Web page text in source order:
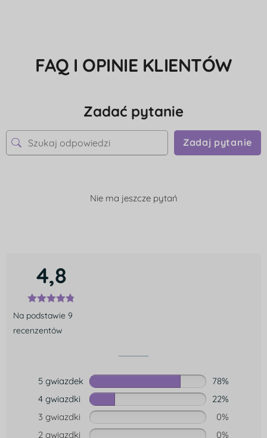
FAQ I OPINIE KLIENTÓW
Zadać pytanie
Zadaj pytanie
Nie ma jeszcze pytań
4,8
Na podstawie 9
recenzentów
5 gwiazdek
78%
4 gwiazdki
22%
3 gwiazdki
0%
2 gwiazdki
0%